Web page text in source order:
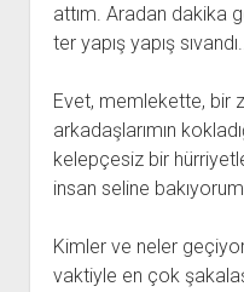
attım. Aradan dakika
ter yapış yapış sıvandı..
Evet, memlekette, bir
arkadaşlarımın
kelepçesiz bir
insan seline bakıyorum.
Kimler ve neler
vaktiyle en çok